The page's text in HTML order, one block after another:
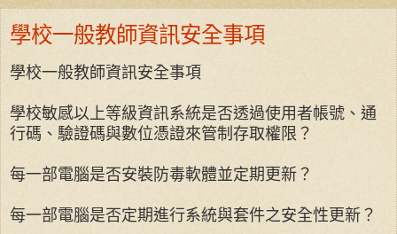
學校一般教師資訊安全事項
學校一般教師資訊安全事項
學校敏感以上等級資訊系統是否透過使用者帳號、通
行碼、驗證碼與數位憑證來管制存取權限？
每一部電腦是否安裝防毒軟體並定期更新？
每一部電腦是否定期進行系統與套件之安全性更新？